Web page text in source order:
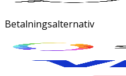
Betalningsalternativ